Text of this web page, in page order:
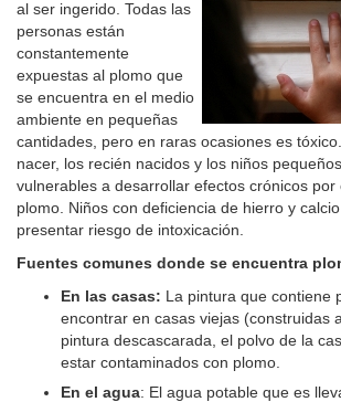
al ser ingerido. Todas las
personas están
constantemente
expuestas al plomo que
se encuentra en el medio
ambiente en pequeñas
cantidades, pero en raras ocasiones es
nacer, los recién nacidos y los niños
vulnerables a desarrollar efectos crónicos por
plomo. Niños con deficiencia de hierro y
presentar riesgo de intoxicación.
Fuentes comunes donde se encuentra
En las casas: La pintura que contiene
encontrar en casas viejas (construidas
pintura descascarada, el polvo de la
estar contaminados con plomo.
En el agua: El agua potable que es